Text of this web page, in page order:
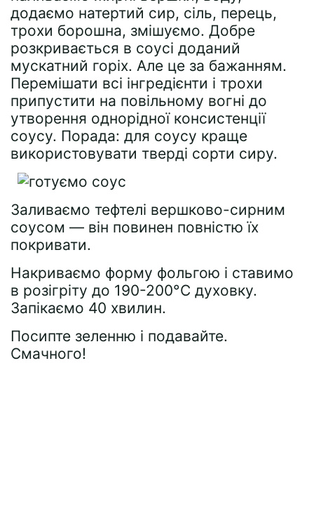
додаємо натертий сир, сіль, перець,
трохи борошна, змішуємо. Добре
розкривається в соусі доданий
мускатний горіх. Але це за бажанням.
Перемішати всі інгредієнти і трохи
припустити на повільному вогні до
утворення однорідної консистенції
соусу. Порада: для соусу краще
використовувати тверді сорти сиру.
Заливаємо тефтелі вершково-сирним
соусом — він повинен повністю їх
покривати.
Накриваємо форму фольгою і ставимо
в розігріту до 190-200°C духовку.
Запікаємо 40 хвилин.
Посипте зеленню і подавайте.
Смачного!